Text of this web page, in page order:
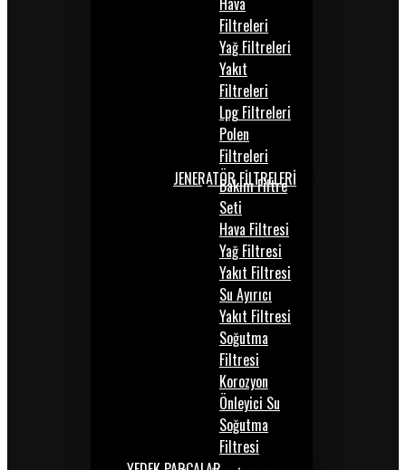
Filtreleri
Yağ Filtreleri
Yakıt
Filtreleri
Lpg Filtreleri
Polen
Filtreleri
JENERATÖR FİLTRELERİ
Bakım Filtre
Seti
Hava Filtresi
Yağ Filtresi
Yakıt Filtresi
Su Ayırıcı
Yakıt Filtresi
Soğutma
Filtresi
Korozyon
Önleyici Su
Soğutma
Filtresi